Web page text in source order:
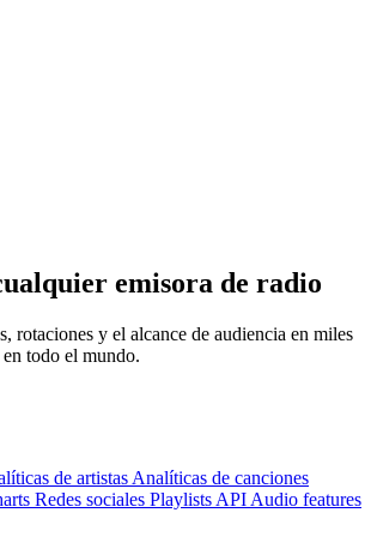
emisora de radio
rotaciones y el alcance de audiencia en miles
todo el mundo.
de artistas Analíticas de canciones
Redes sociales Playlists API Audio features